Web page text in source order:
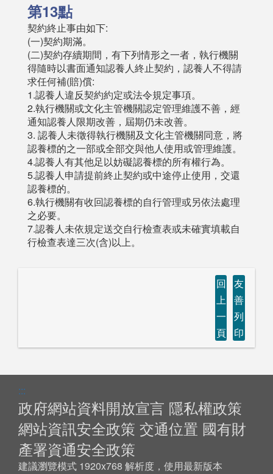
第13點
契約終止事由如下:
(一)契約期滿。
(二)契約存續期間，有下列情形之一者，執行機關
得隨時以書面通知認養人終止契約，認養人不得請
求任何補(賠)償:
1.認養人違反契約約定或法令規定事項。
2.執行機關或文化主管機關認定管理維護不善，經
通知認養人限期改善，屆期仍未改善。
3. 認養人未徵得執行機關及文化主管機關同意，將
認養標的之一部或全部交與他人使用或管理維護。
4.認養人有其他足以妨礙認養標的所有權行為。
5.認養人申請提前終止契約或中途停止使用，交還
認養標的。
6.執行機關有收回認養標的自行管理或另依法處理
之必要。
7.認養人未依規定送交自行檢查表或未確實填載自
行檢查表達三次(含)以上。
回
上
一
頁
友
善
列
印
:::
政府網站資料開放宣言 隱私權政策
網站資訊安全政策 交通位置 國有財
產署資通安全政策
建議瀏覽模式 1920x768 解析度，使用最新版本